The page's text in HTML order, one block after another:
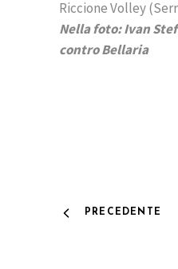
Riccione Volley
Nella foto: Ivan
contro Bellaria
PRECEDENTE